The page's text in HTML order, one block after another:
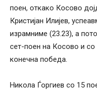
поен, откако Косово
Кристијан Илијев,
израмниме (23.23), а
сет-поен на Косово и
конечна победа.
Никола Ѓоргиев со 15